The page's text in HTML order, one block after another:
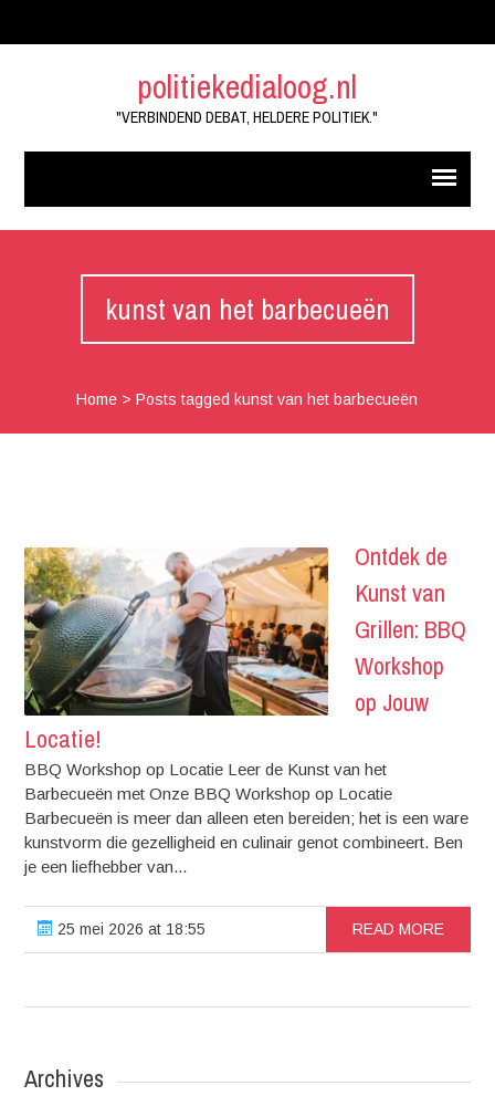
politiekedialoog.nl
"VERBINDEND DEBAT, HELDERE POLITIEK."
kunst van het barbecueën
Home >Posts tagged kunst van het barbecueën
Ontdek de
Kunst van
Grillen: BBQ
Workshop
op Jouw
Locatie!
BBQ Workshop op Locatie Leer de Kunst van het
Barbecueën met Onze BBQ Workshop op Locatie
Barbecueën is meer dan alleen eten bereiden; het is een ware
kunstvorm die gezelligheid en culinair genot combineert. Ben
je een liefhebber van...
25 mei 2026 at 18:55 READ MORE
Archives